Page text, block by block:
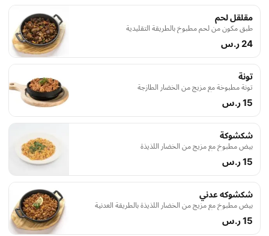
مقلقل لحم
طبق مكون من لحم مطبوخ بالطريقة التقليدية
24 ر.س
تونة
تونة مطبوخة مع مزيج من الخضار الطازجة
15 ر.س
شكشوكة
بيض مطبوخ مع مزيج من الخضار اللذيذة
15 ر.س
شكشوكه عدني
بيض مطبوخ مع مزيج من الخضار اللذيذة بالطريقة العدنية
15 ر.س